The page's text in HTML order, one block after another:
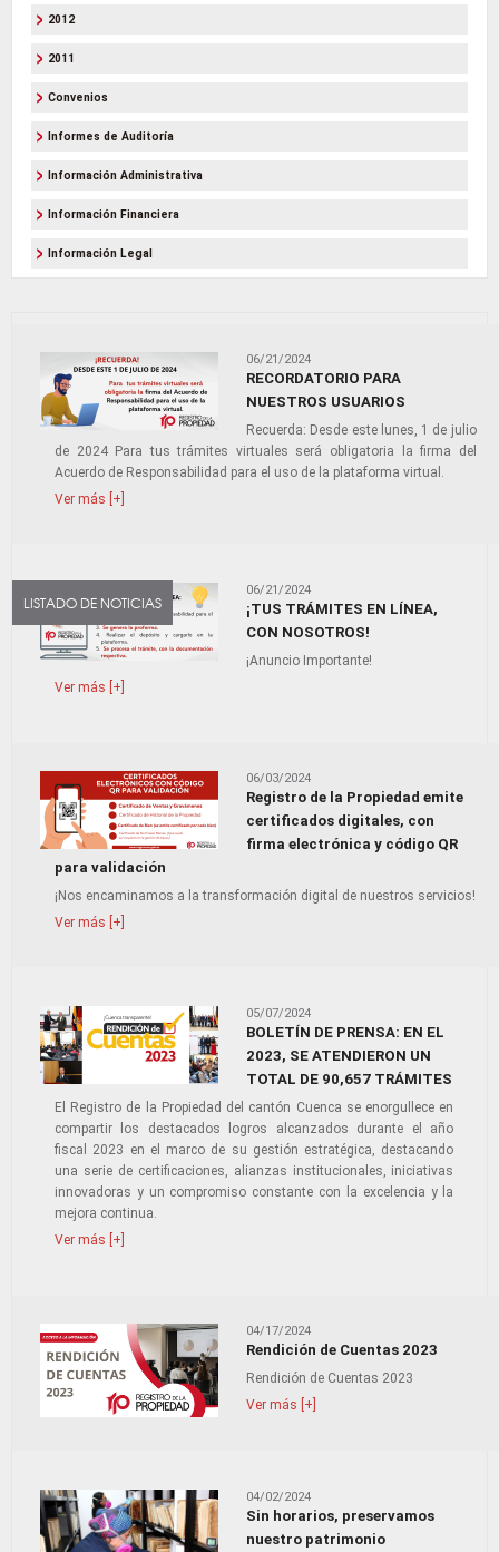
2012
2011
Convenios
Informes de Auditoría
Información Administrativa
Información Financiera
Información Legal
LISTADO DE NOTICIAS
06/21/2024
RECORDATORIO PARA
NUESTROS USUARIOS
Recuerda: Desde este lunes, 1 de julio
de 2024 Para tus trámites virtuales será obligatoria la firma del
Acuerdo de Responsabilidad para el uso de la plataforma virtual.
Ver más [+]
06/21/2024
¡TUS TRÁMITES EN LÍNEA,
CON NOSOTROS!
¡Anuncio Importante!
Ver más [+]
06/03/2024
Registro de la Propiedad emite
certificados digitales, con
firma electrónica y código QR
para validación
¡Nos encaminamos a la transformación digital de nuestros servicios!
Ver más [+]
05/07/2024
BOLETÍN DE PRENSA: EN EL
2023, SE ATENDIERON UN
TOTAL DE 90,657 TRÁMITES
El Registro de la Propiedad del cantón Cuenca se enorgullece en
compartir los destacados logros alcanzados durante el año
fiscal 2023 en el marco de su gestión estratégica, destacando
una serie de certificaciones, alianzas institucionales, iniciativas
innovadoras y un compromiso constante con la excelencia y la
mejora continua.
Ver más [+]
04/17/2024
Rendición de Cuentas 2023
Rendición de Cuentas 2023
Ver más [+]
04/02/2024
Sin horarios, preservamos
nuestro patrimonio